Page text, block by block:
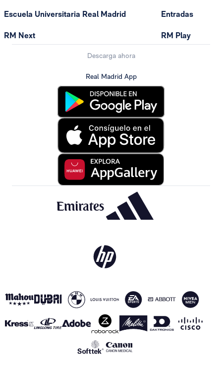
Escuela Universitaria Real Madrid
RM Next
Entradas
RM Play
Descarga ahora
Real Madrid App